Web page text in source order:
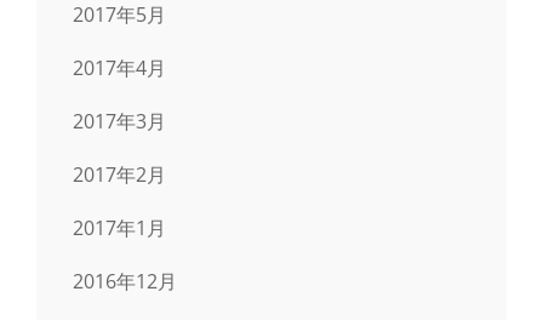
2017年5月
2017年4月
2017年3月
2017年2月
2017年1月
2016年12月